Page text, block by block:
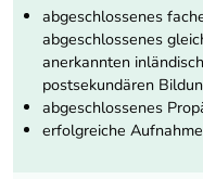
abgeschlossenes
abgeschlossenes
anerkannten
postsekundären
abgeschlossenes
erfolgreiche